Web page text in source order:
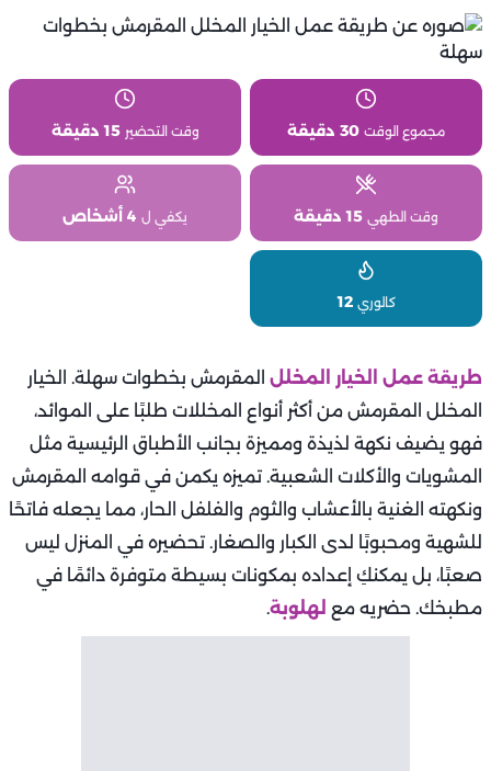
مجموع الوقت 30 دقيقة وقت التحضير 15 دقيقة
وقت الطهي 15 دقيقة يكفي ل 4 أشخاص
كالوري 12
طريقة عمل الخيار المخلل المقرمش بخطوات سهلة. الخيار
المخلل المقرمش من أكثر أنواع المخللات طلبًا على الموائد،
فهو يضيف نكهة لذيذة ومميزة بجانب الأطباق الرئيسية مثل
المشويات والأكلات الشعبية. تميزه يكمن في قوامه المقرمش
ونكهته الغنية بالأعشاب والثوم والفلفل الحار، مما يجعله فاتحًا
للشهية ومحبوبًا لدى الكبار والصغار. تحضيره في المنزل ليس
صعبًا، بل يمكنكِ إعداده بمكونات بسيطة متوفرة دائمًا في
مطبخك. حضريه مع لهلوبة.